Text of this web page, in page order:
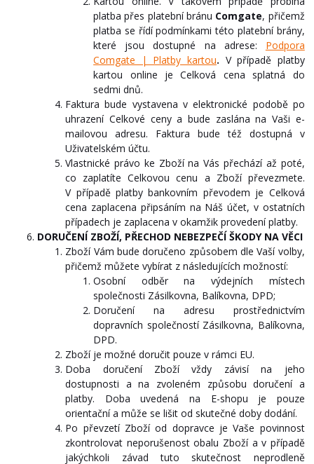
platba přes platební bránu Comgate, přičemž
platba se řídí podmínkami této platební brány,
které jsou dostupné na adrese: Podpora
Comgate | Platby kartou. V případě platby
kartou online je Celková cena splatná do
sedmi dnů.
Faktura bude vystavena v elektronické podobě po
uhrazení Celkové ceny a bude zaslána na Vaši e-
mailovou adresu. Faktura bude též dostupná v
Uživatelském účtu.
Vlastnické právo ke Zboží na Vás přechází až poté,
co zaplatíte Celkovou cenu a Zboží převezmete.
V případě platby bankovním převodem je Celková
cena zaplacena připsáním na Náš účet, v ostatních
případech je zaplacena v okamžik provedení platby.
DORUČENÍZBOŽÍ, PŘECHOD NEBEZPEČÍ ŠKODY NA VĚCI
Zboží Vám bude doručeno způsobem dle Vaší volby,
přičemž můžete vybírat z následujících možností:
Osobní odběr na výdejních místech
společnosti Zásilkovna, Balíkovna, DPD;
Doručení na adresu prostřednictvím
dopravních společností Zásilkovna, Balíkovna,
DPD.
Zboží je možné doručit pouze v rámci EU.
Doba doručení Zboží vždy závisí na jeho
dostupnosti a na zvoleném způsobu doručení a
platby. Doba uvedená na E-shopu je pouze
orientační a může se lišit od skutečné doby dodání.
Po převzetí Zboží od dopravce je Vaše povinnost
zkontrolovat neporušenost obalu Zboží a v případě
jakýchkoli závad tuto skutečnost neprodleně